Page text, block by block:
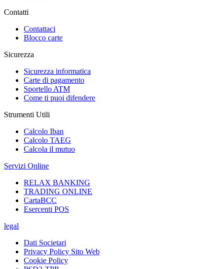
Contatti
Contattaci
Blocco carte
Sicurezza
Sicurezza informatica
Carte di pagamento
Sportello ATM
Come ti puoi difendere
Strumenti Utili
Calcolo Iban
Calcolo TAEG
Calcola il mutuo
Servizi Online
RELAX BANKING
TRADING ONLINE
CartaBCC
Esercenti POS
legal
Dati Societari
Privacy Policy Sito Web
Cookie Policy